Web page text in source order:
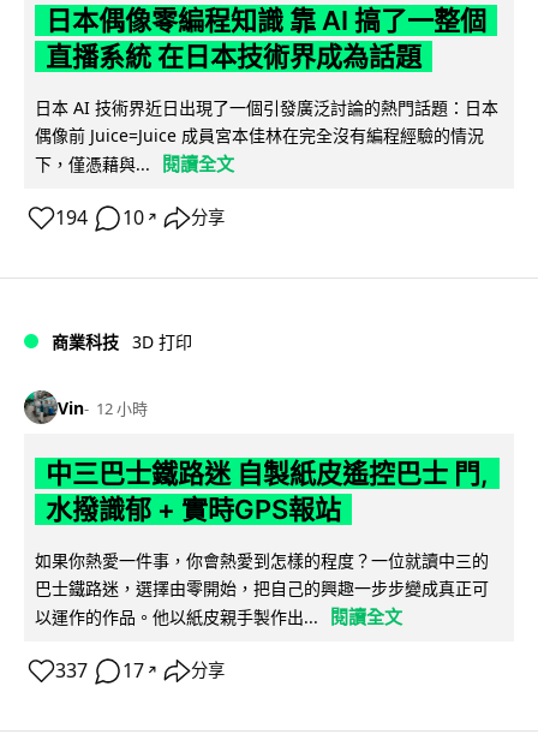
日本偶像零編程知識 靠 AI 搞了一整個
直播系統 在日本技術界成為話題
日本 AI 技術界近日出現了一個引發廣泛討論的熱門話題：日本
偶像前 Juice=Juice 成員宮本佳林在完全沒有編程經驗的情況
下，僅憑藉與...
閱讀全文
194 10 ↗ 分享
商業科技 3D 打印
Vin 12 小時
中三巴士鐵路迷 自製紙皮遙控巴士 門,
水撥識郁 + 實時GPS報站
如果你熱愛一件事，你會熱愛到怎樣的程度？一位就讀中三的
巴士鐵路迷，選擇由零開始，把自己的興趣一步步變成真正可
以運作的作品。他以紙皮親手製作出...
閱讀全文
337 17 ↗ 分享